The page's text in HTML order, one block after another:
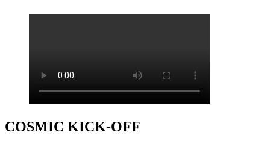
COSMIC KICK-OFF